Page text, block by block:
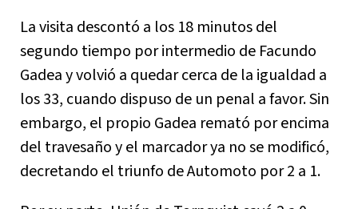
La visita descontó a los 18 minutos del
segundo tiempo por intermedio de Facundo
Gadea y volvió a quedar cerca de la igualdad a
los 33, cuando dispuso de un penal a favor. Sin
embargo, el propio Gadea remató por encima
del travesaño y el marcador ya no se modificó,
decretando el triunfo de Automoto por 2 a 1.